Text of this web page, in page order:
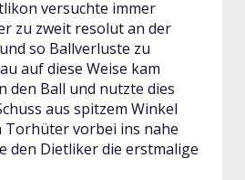
versuchte immer
zu zweit resolut an der
so Ballverluste zu
auf diese Weise kam
den Ball und nutzte dies
aus spitzem Winkel
Torhüter vorbei ins nahe
den Dietliker die erstmalige